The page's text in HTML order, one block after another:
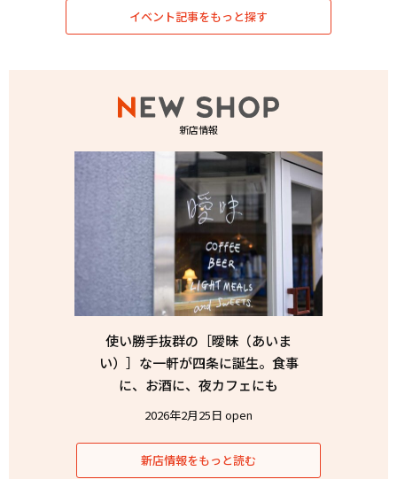
イベント記事をもっと探す
新店情報
使い勝手抜群の［曖昧（あいま
い）］な一軒が四条に誕生。食事
に、お酒に、夜カフェにも
2026年2月25日 open
新店情報をもっと読む